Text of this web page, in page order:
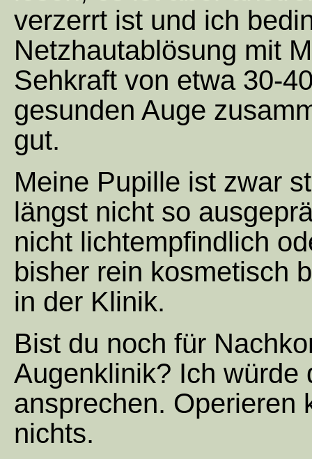
verzerrt ist und ich
Netzhautablösung mit
Sehkraft von etwa 30-
gesunden Auge
gut.
Meine Pupille ist zwar
längst nicht so
nicht lichtempfindlich
bisher rein kosmetisch
in der Klinik.
Bist du noch für
Augenklinik? Ich würde
ansprechen. Operieren
nichts.